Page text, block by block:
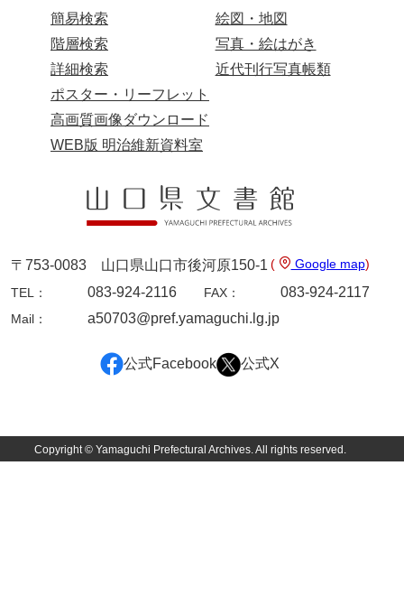
簡易検索
階層検索
詳細検索
絵図・地図
写真・絵はがき
近代刊行写真帳類
ポスター・リーフレット
高画質画像ダウンロード
WEB版 明治維新資料室
〒753-0083 山口県山口市後河原150-1 ( Google map)
TEL：
083-924-2116 FAX： 083-924-2117
Mail： a50703@pref.yamaguchi.lg.jp
公式Facebook 公式X
Copyright © Yamaguchi Prefectural Archives. All rights reserved.